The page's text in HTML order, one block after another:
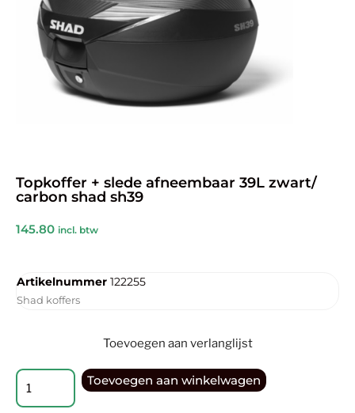
Topkoffer + slede afneembaar 39L zwart/
carbon shad sh39
145.80 incl. btw
Artikelnummer 122255
Shad koffers
Toevoegen aan verlanglijst
Toevoegen aan winkelwagen